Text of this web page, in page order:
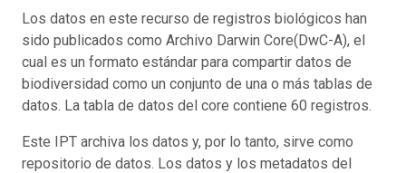
Los datos en este recurso de registros biológicos han
sido publicados como Archivo Darwin Core(DwC-A), el
cual es un formato estándar para compartir datos de
biodiversidad como un conjunto de una o más tablas de
datos. La tabla de datos del core contiene 60 registros.
Este IPT archiva los datos y, por lo tanto, sirve como
repositorio de datos. Los datos y los metadatos del